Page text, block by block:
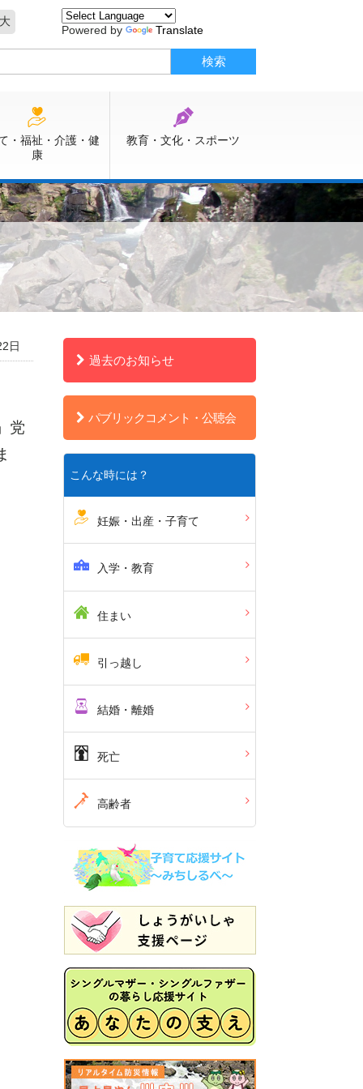
Powered by Translate
・福祉・介護・健
康
教育・文化・スポーツ
日
党
過去のお知らせ
パブリックコメント・公聴会
こんな時には？
妊娠・出産・子育て
入学・教育
住まい
引っ越し
結婚・離婚
死亡
高齢者